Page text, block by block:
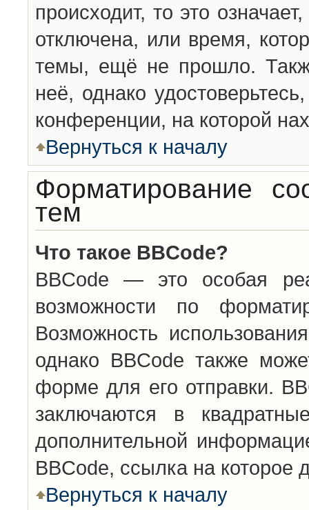
происходит, то это
отключена, или время,
темы, ещё не прошло.
неё, однако
конференции, на которой
Вернуться к началу
Форматирование
тем
Что такое BBCode?
BBCode — это особая
возможности по
Возможность
однако BBCode также
форме для его отправки.
заключаются в
дополнительной
BBCode, ссылка на
Вернуться к началу